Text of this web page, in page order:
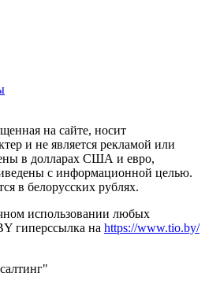
на сайте, носит
и не является рекламой или
в долларах США и евро,
с информационной целью.
в белорусских рублях.
использовании любых
гиперссылка на https://www.tio.by/